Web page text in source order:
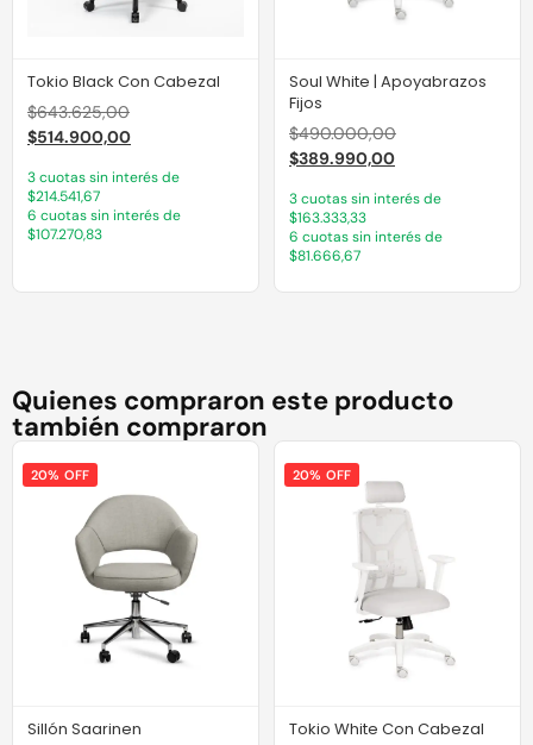
Tokio Black Con Cabezal
$643.625,00
$514.900,00
3 cuotas sin interés de
$214.541,67
6 cuotas sin interés de
$107.270,83
Soul White | Apoyabrazos
Fijos
$490.000,00
$389.990,00
3 cuotas sin interés de
$163.333,33
6 cuotas sin interés de
$81.666,67
Quienes compraron este producto
también compraron
20% OFF
Sillón Saarinen
20% OFF
Tokio White Con Cabezal